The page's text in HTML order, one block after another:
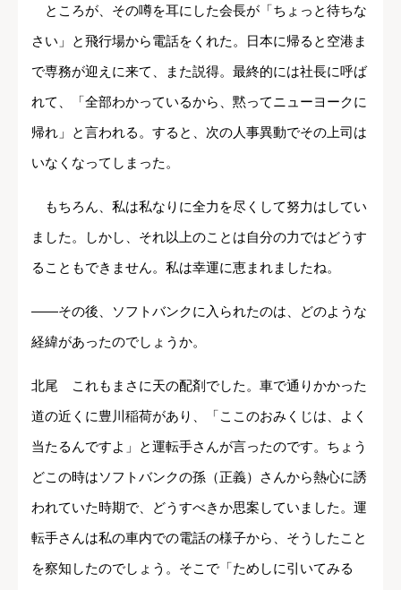
ところが、その噂を耳にした会長が「ちょっと待ちな
さい」と飛行場から電話をくれた。日本に帰ると空港ま
で専務が迎えに来て、また説得。最終的には社長に呼ば
れて、「全部わかっているから、黙ってニューヨークに
帰れ」と言われる。すると、次の人事異動でその上司は
いなくなってしまった。
もちろん、私は私なりに全力を尽くして努力はしてい
ました。しかし、それ以上のことは自分の力ではどうす
ることもできません。私は幸運に恵まれましたね。
――その後、ソフトバンクに入られたのは、どのような
経緯があったのでしょうか。
北尾 これもまさに天の配剤でした。車で通りかかった
道の近くに豊川稲荷があり、「ここのおみくじは、よく
当たるんですよ」と運転手さんが言ったのです。ちょう
どこの時はソフトバンクの孫（正義）さんから熱心に誘
われていた時期で、どうすべきか思案していました。運
転手さんは私の車内での電話の様子から、そうしたこと
を察知したのでしょう。そこで「ためしに引いてみる